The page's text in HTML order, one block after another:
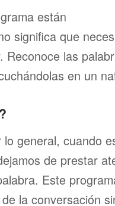
están
significa que
Reconoce las
en un
general, cuando
de prestar
Este
la conversación